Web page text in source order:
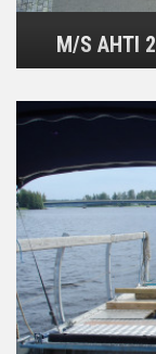
M/S AHTI